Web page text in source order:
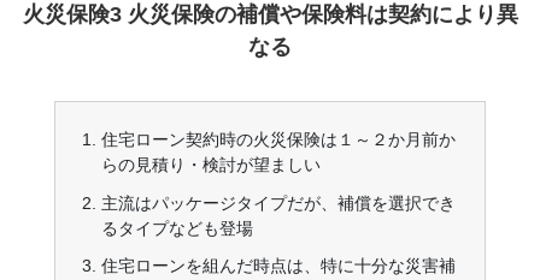
火災保険3 火災保険の補償や保険料は契約により異
なる
住宅ローン契約時の火災保険は１～２か月前か
らの見積り・検討が望ましい
主流はパッケージタイプだが、補償を選択でき
るタイプなども登場
住宅ローンを組んだ時点は、特に十分な災害補